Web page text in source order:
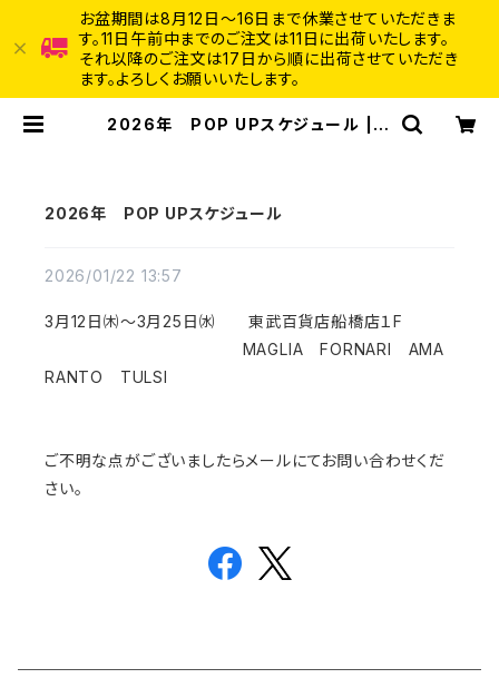
お盆期間は8月12日～16日まで休業させていただきま
す。11日午前中までのご注文は11日に出荷いたします。
それ以降のご注文は17日から順に出荷させていただき
ます。よろしくお願いいたします。
2026年 POP UPスケジュール | C
2026年 POP UPスケジュール
2026/01/22 13:57
3月12日㈭～3月25日㈬ 東武百貨店船橋店１F
MAGLIA FORNARI AMA
RANTO TULSI
ご不明な点がございましたらメールにてお問い合わせくだ
さい。